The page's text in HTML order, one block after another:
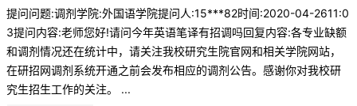
提问问题:调剂学院:外国语学院提问人:15***82时间:2020-04-2611:0
3提问内容:老师您好!请问今年英语笔译有招调吗回复内容:各专业缺额
和调剂情况还在统计中，请关注我校研究生院官网和相关学院网站，
在研招网调剂系统开通之前会发布相应的调剂公告。感谢你对我校研
究生招生工作的关注。 ...